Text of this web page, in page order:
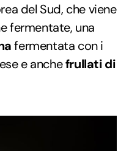
del Sud, che viene
fermentate, una
fermentata con i
e anchefrullati di